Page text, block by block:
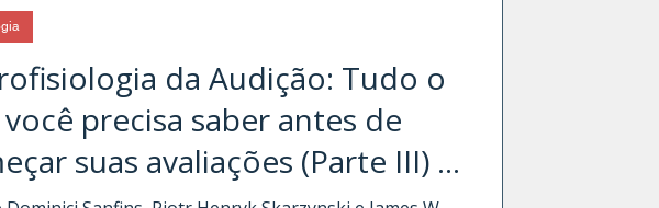
da Audição: Tudo o
precisa saber antes de
suas avaliações (Parte III) -